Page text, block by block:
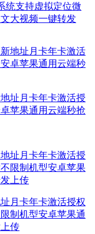
统支持虚拟定位微
大视频一键转发
址月卡年卡激活授
苹果通用云端秒抢
月卡年卡激活授权
制机型安卓苹果通
传